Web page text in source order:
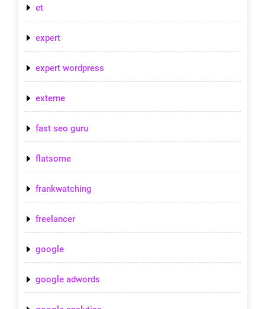
et
expert
expert wordpress
externe
fast seo guru
flatsome
frankwatching
freelancer
google
google adwords